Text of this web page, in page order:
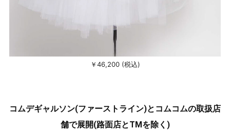
￥46,200 (税込)
コムデギャルソン(ファーストライン)とコムコムの取扱店
舗で展開(路面店とTMを除く)